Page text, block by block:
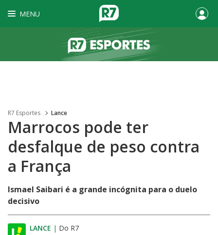
MENU
R7 Esportes Lance
Marrocos pode ter
desfalque de peso contra
a França
Ismael Saibari é a grande incógnita para o duelo
decisivo
LANCE | Do R7